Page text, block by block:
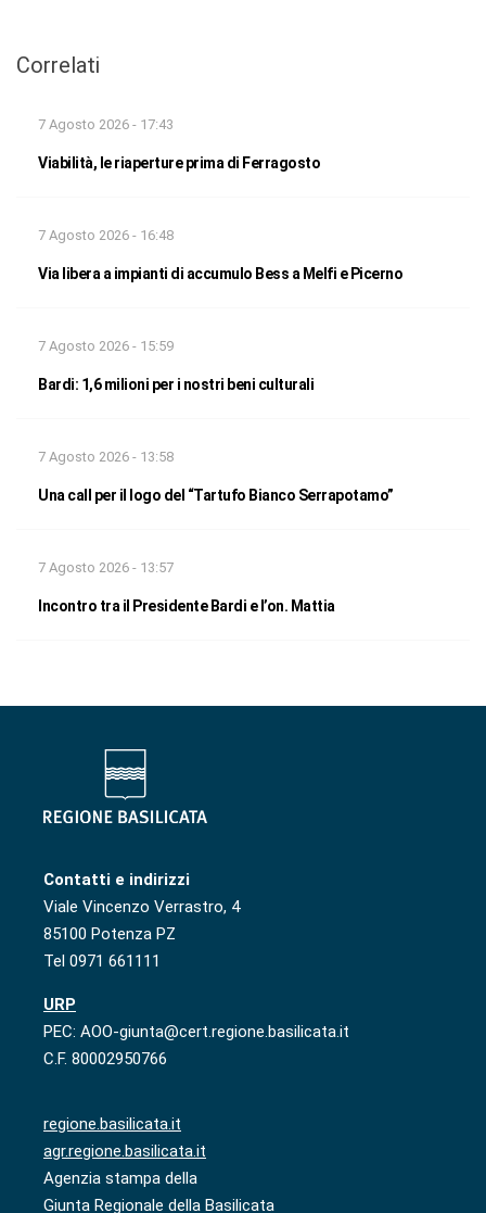
Correlati
7 Agosto 2026 - 17:43
Viabilità, le riaperture prima di Ferragosto
7 Agosto 2026 - 16:48
Via libera a impianti di accumulo Bess a Melfi e Picerno
7 Agosto 2026 - 15:59
Bardi: 1,6 milioni per i nostri beni culturali
7 Agosto 2026 - 13:58
Una call per il logo del “Tartufo Bianco Serrapotamo”
7 Agosto 2026 - 13:57
Incontro tra il Presidente Bardi e l’on. Mattia
Contatti e indirizzi
Viale Vincenzo Verrastro, 4
85100 Potenza PZ
Tel 0971 661111
URP
PEC: AOO-giunta@cert.regione.basilicata.it
C.F. 80002950766
regione.basilicata.it
agr.regione.basilicata.it
Agenzia stampa della
Giunta Regionale della Basilicata